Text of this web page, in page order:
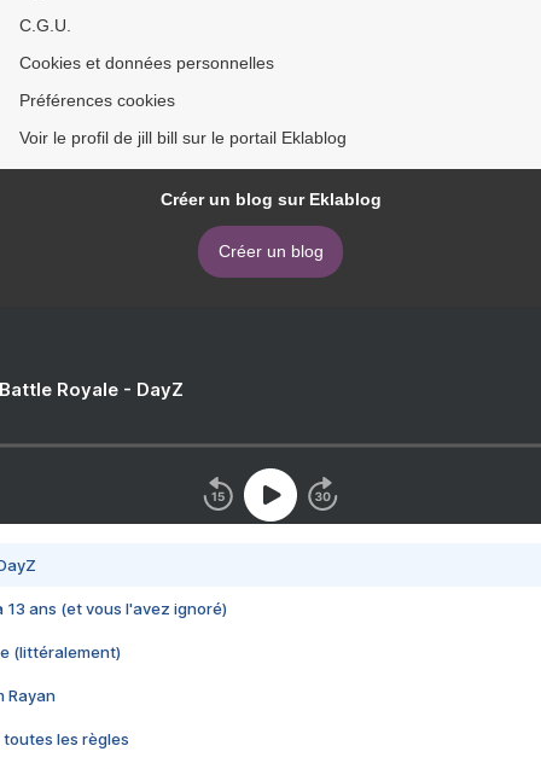
C.G.U.
Cookies et données personnelles
Préférences cookies
Voir le profil de jill bill sur le portail Eklablog
Créer un blog sur Eklablog
Créer un blog
Royale - DayZ
13 ans (et vous l'avez ignoré)
(littéralement)
Rayan
toutes les règles